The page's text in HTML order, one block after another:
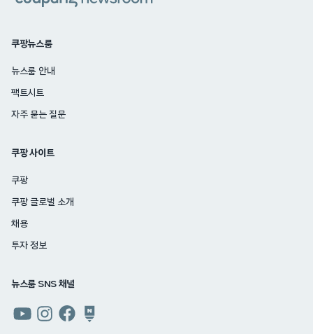
쿠팡뉴스룸
뉴스룸 안내
팩트시트
자주 묻는 질문
쿠팡 사이트
쿠팡
쿠팡 글로벌 소개
채용
투자 정보
뉴스룸 SNS 채널